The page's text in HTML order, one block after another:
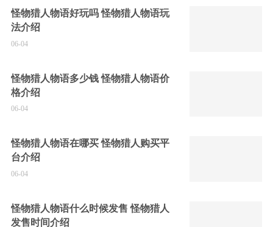
怪物猎人物语好玩吗 怪物猎人物语玩
法介绍
06-04
怪物猎人物语多少钱 怪物猎人物语价
格介绍
06-04
怪物猎人物语在哪买 怪物猎人购买平
台介绍
06-04
怪物猎人物语什么时候发售 怪物猎人
发售时间介绍